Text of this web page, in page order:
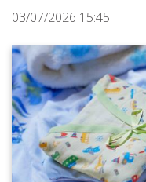
03/07/2026 15:45